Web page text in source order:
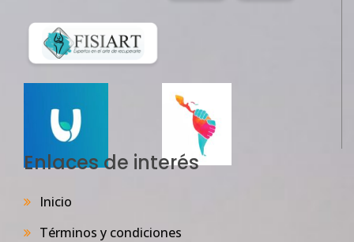
Enlaces de interés
Inicio
Términos y condiciones